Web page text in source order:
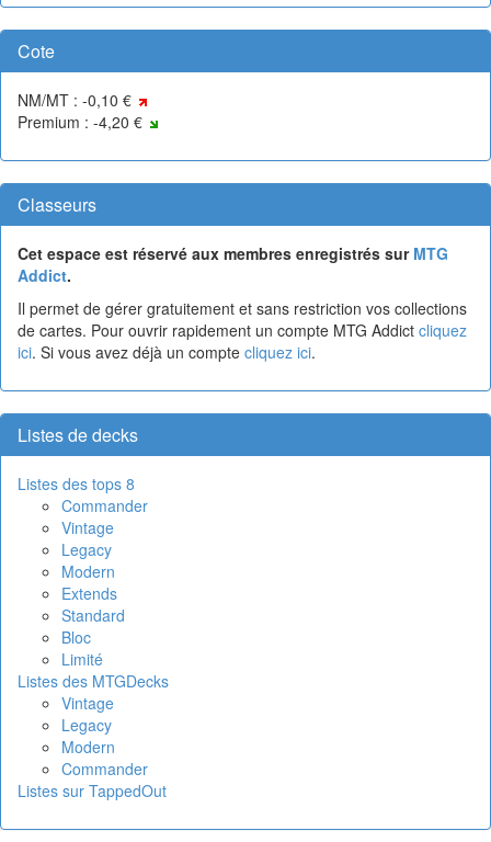
Cote
NM/MT : -0,10 €
Premium : -4,20 €
Classeurs
Cet espace est réservé aux membres enregistrés sur MTG
Addict.
Il permet de gérer gratuitement et sans restriction vos collections
de cartes. Pour ouvrir rapidement un compte MTG Addict cliquez
ici. Si vous avez déjà un compte cliquez ici.
Listes de decks
Listes des tops 8
Commander
Vintage
Legacy
Modern
Extends
Standard
Bloc
Limité
Listes des MTGDecks
Vintage
Legacy
Modern
Commander
Listes sur TappedOut